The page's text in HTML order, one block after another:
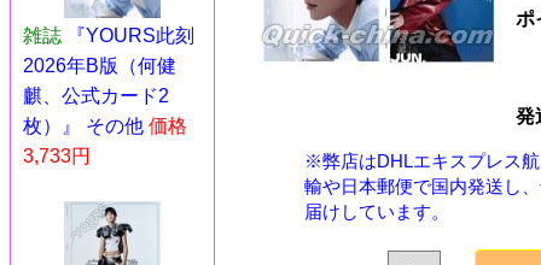
雑誌
『YOURS此刻
2026年B版（何健
麒、公式カード2
枚）』 その他 価格
3,733円
ポ
発
※弊店はDHLエキスプレス
輸や日本郵便で国内発送し
届けしています。